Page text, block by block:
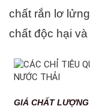
chất rắn lơ
chất độc hại
CÁC CHỈ
GIÁ CHẤT